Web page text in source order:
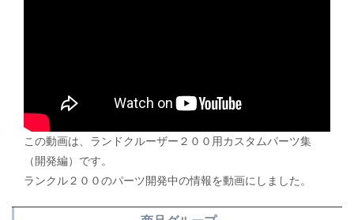
この動画は、ランドクルーザー２００用カスタムパーツ集
（開発編）です。
ランクル２００のパーツ開発中の情報を動画にしました。